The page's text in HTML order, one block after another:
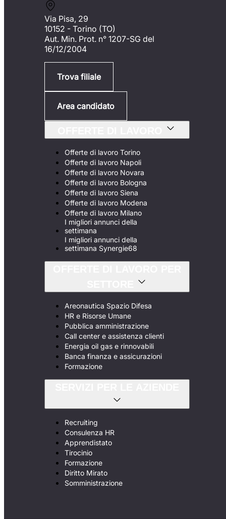
Via Pisa, 29
10152 - Torino (TO)
Aut. Min. Prot. n° 1207-SG del
16/12/2004
Trova filiale
Area candidato
Offerte di lavoro Torino
Offerte di lavoro Napoli
Offerte di lavoro Novara
Offerte di lavoro Bologna
Offerte di lavoro Siena
Offerte di lavoro Modena
Offerte di lavoro Milano
I migliori annunci della
settimana
I migliori annunci della
settimana Synergie68
Areonautica Spazio Difesa
HR e Risorse Umane
Pubblica amministrazione
Call center e assistenza clienti
Energia oil gas e rinnovabili
Banca finanza e assicurazioni
Formazione
Recruiting
Consulenza HR
Apprendistato
Tirocinio
Formazione
Diritto Mirato
Somministrazione